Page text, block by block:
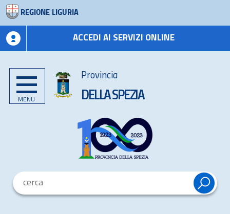
REGIONE LIGURIA
ACCEDI AI SERVIZI ONLINE
MENU
Provincia
DELLA SPEZIA